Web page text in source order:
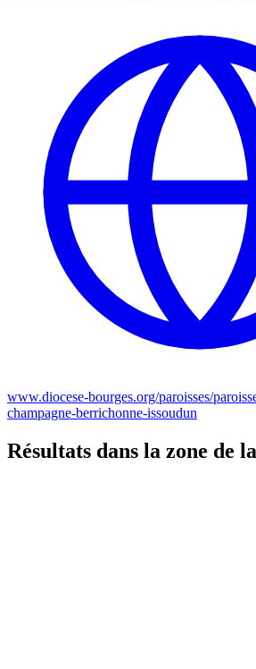
www.diocese-bourges.org/paroisses/
champagne-berrichonne-issoudun
Résultats dans la zone de